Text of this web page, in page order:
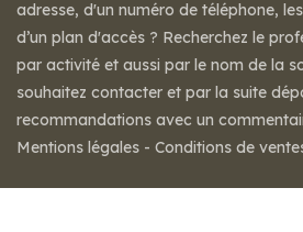
adresse, d'un numéro de téléphone,
d’un plan d'accès ? Recherchez le
par activité et aussi par le nom de la
souhaitez contacter et par la suite
recommandations avec un
Mentions légales - Conditions de